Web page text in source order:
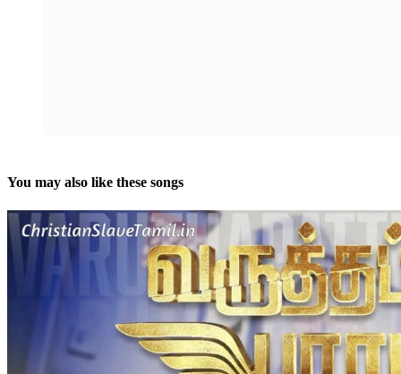
You may also like these songs